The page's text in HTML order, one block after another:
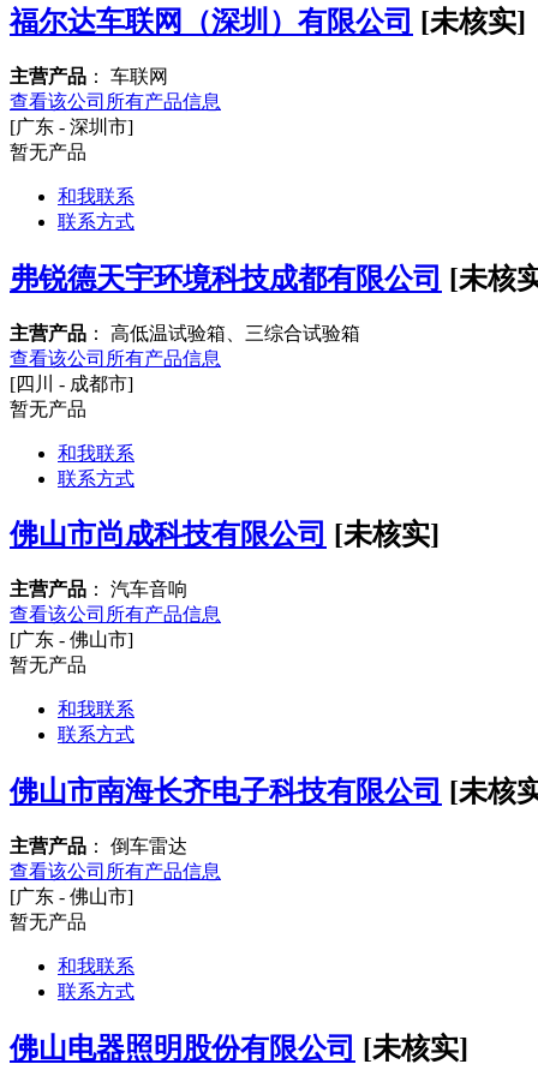
福尔达车联网（深圳）有限公司 [未核实]
主营产品 ： 车联网
查看该公司所有产品信息
[广东 - 深圳市]
暂无产品
和我联系
联系方式
弗锐德天宇环境科技成都有限公司 [未核
主营产品 ： 高低温试验箱、三综合试验箱
查看该公司所有产品信息
[四川 - 成都市]
暂无产品
和我联系
联系方式
佛山市尚成科技有限公司 [未核实]
主营产品 ： 汽车音响
查看该公司所有产品信息
[广东 - 佛山市]
暂无产品
和我联系
联系方式
佛山市南海长齐电子科技有限公司 [未核
主营产品 ： 倒车雷达
查看该公司所有产品信息
[广东 - 佛山市]
暂无产品
和我联系
联系方式
佛山电器照明股份有限公司 [未核实]